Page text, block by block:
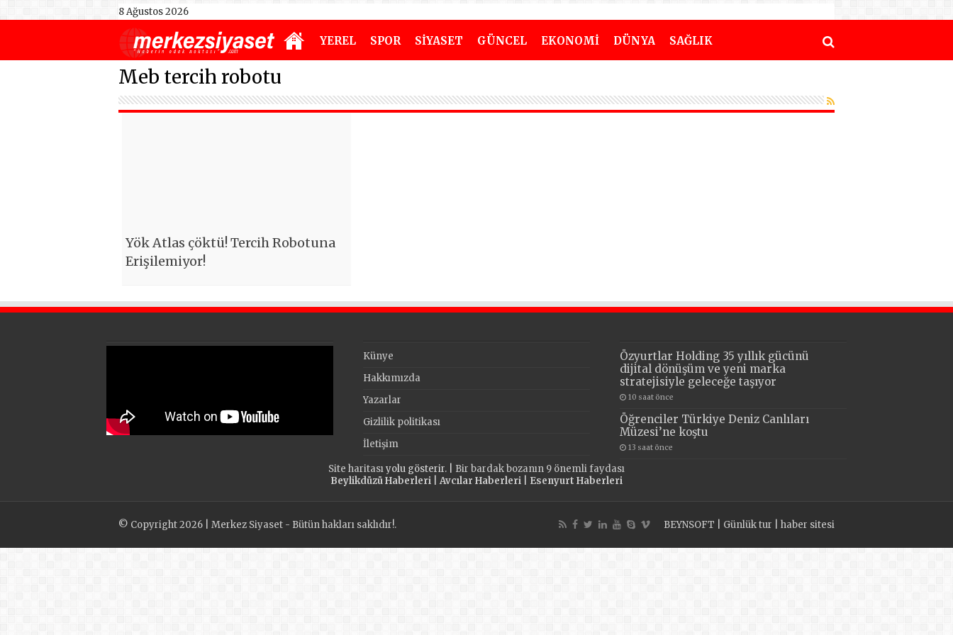
8 Ağustos 2026
YEREL SPOR SİYASET GÜNCEL EKONOMİ DÜNYA SAĞLIK
Meb tercih robotu
Yök Atlas çöktü! Tercih Robotuna
Erişilemiyor!
Künye
Hakkımızda
Yazarlar
Gizlilik politikası
İletişim
Özyurtlar Holding 35 yıllık gücünü
dijital dönüşüm ve yeni marka
stratejisiyle geleceğe taşıyor
10 saat önce
Öğrenciler Türkiye Deniz Canlıları
Müzesi’ne koştu
13 saat önce
Site haritasıyolu gösterir. | Bir bardak bozanın 9 önemli faydası
Beylikdüzü Haberleri
Avcılar Haberleri Esenyurt Haberleri
BEYNSOFT Günlük tur haber sitesi
© Copyright 2026 | Merkez Siyaset - Bütün hakları saklıdır!.